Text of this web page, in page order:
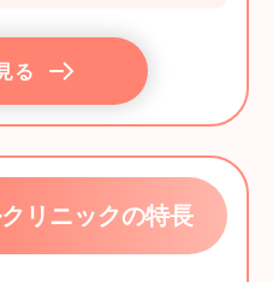
る
リニックの特長